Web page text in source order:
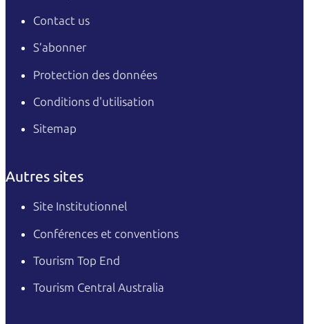
Contact us
S’abonner
Protection des données
Conditions d'utilisation
Sitemap
Autres sites
Site Institutionnel
Conférences et conventions
Tourism Top End
Tourism Central Australia